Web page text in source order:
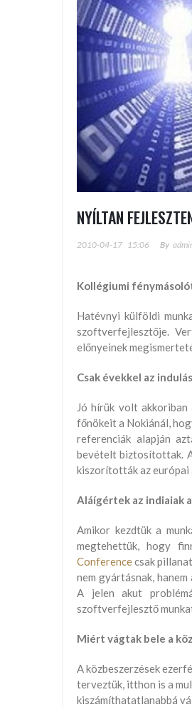
NYÍLTAN
2010-04-17 15:06 By
Kollégiumi
Hatévnyi külföldi
szoftverfejlesztője.
előnyeinek
Csak évekkel az
Jó hírük volt
főnökeit a Nokiánál,
referenciák alapján
bevételt biztosítottak.
kiszorították az európai
Aláígértek az indiaiak
Amikor kezdtük a
megtehettük, hogy
Conferencecsak
nem gyártásnak,
A jelen akut
szoftverfejlesztő
Miért vágtak bele a
A közbeszerzések
terveztük, itthon is a
kiszámíthatatlanabbá